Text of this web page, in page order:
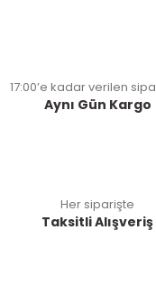
17:00’e kadar verilen
Aynı Gün Kargo
Her siparişte
Taksitli Alışveriş